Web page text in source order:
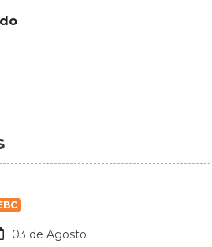
03 de Agosto